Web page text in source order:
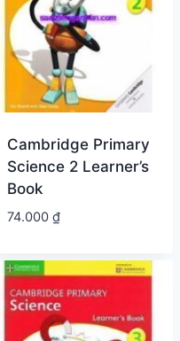
Cambridge Primary
Science 2 Learner’s
Book
74.000 ₫